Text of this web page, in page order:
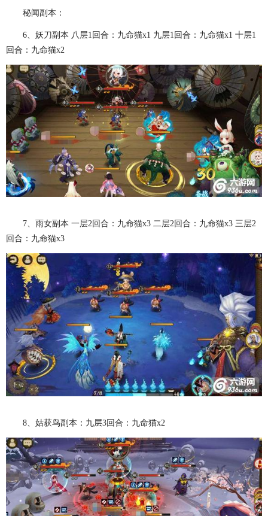
秘闻副本：
6、妖刀副本 八层1回合：九命猫x1 九层1回合：九命猫x1 十层1
回合：九命猫x2
7、雨女副本 一层2回合：九命猫x3 二层2回合：九命猫x3 三层2
回合：九命猫x3
8、姑获鸟副本：九层3回合：九命猫x2